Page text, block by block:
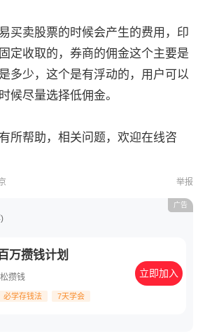
买卖股票的时候会产生的费用，印
定收取的，券商的佣金这个主要是
多少，这个是有浮动的，用户可以
候尽量选择低佣金。
所帮助，相关问题，欢迎在线咨
举报
万攒钱计划
攒钱
必学存钱法 7天学会
立即加入
广告